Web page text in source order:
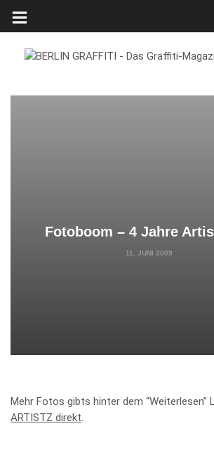
Fotoboom – 4 Jahre
11. JUNI 2009
Mehr Fotos gibts hinter dem “Weiterlesen”
ARTISTZ direkt